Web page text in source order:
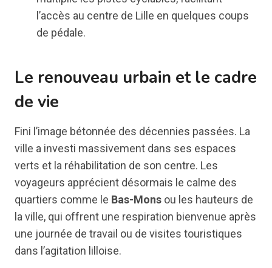
l’accès au centre de Lille en quelques coups
de pédale.
Le renouveau urbain et le cadre
de vie
Fini l’image bétonnée des décennies passées. La
ville a investi massivement dans ses espaces
verts et la réhabilitation de son centre. Les
voyageurs apprécient désormais le calme des
quartiers comme le Bas-Mons ou les hauteurs de
la ville, qui offrent une respiration bienvenue après
une journée de travail ou de visites touristiques
dans l’agitation lilloise.